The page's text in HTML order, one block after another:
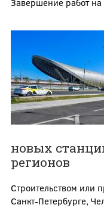
Завершение работ на
новых
регионов
Строительством или
Санкт-Петербурге,